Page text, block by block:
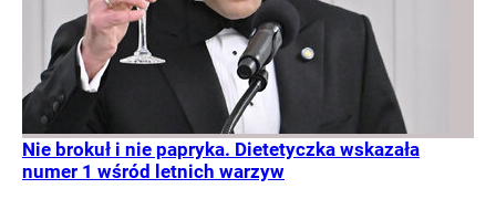
Nie brokuł i nie papryka. Dietetyczka wskazała
numer 1 wśród letnich warzyw